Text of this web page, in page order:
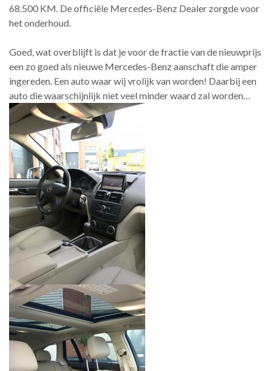
68.500 KM. De officiële Mercedes-Benz Dealer zorgde voor
het onderhoud.
Goed, wat overblijft is dat je voor de fractie van de nieuwprijs
een zo goed als nieuwe Mercedes-Benz aanschaft die amper
ingereden. Een auto waar wij vrolijk van worden! Daarbij een
auto die waarschijnlijk niet veel minder waard zal worden…